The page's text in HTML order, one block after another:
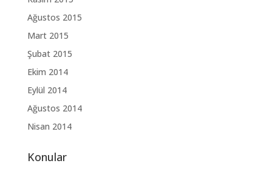
Ağustos 2015
Mart 2015
Şubat 2015
Ekim 2014
Eylül 2014
Ağustos 2014
Nisan 2014
Konular